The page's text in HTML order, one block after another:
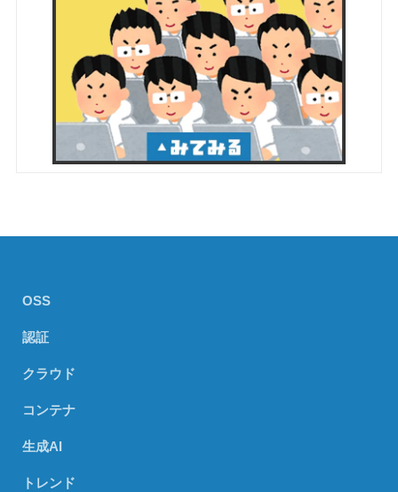
OSS
認証
クラウド
コンテナ
生成AI
トレンド